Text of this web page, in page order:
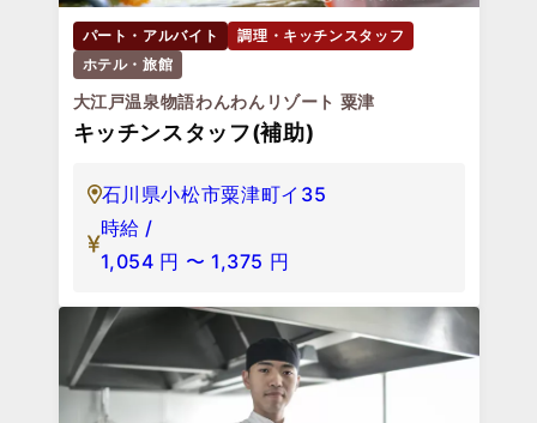
パート・アルバイト
調理・キッチンスタッフ
ホテル・旅館
大江戸温泉物語わんわんリゾート 粟津
キッチンスタッフ(補助)
石川県小松市粟津町イ35
時給 /
1,054 円 〜 1,375 円